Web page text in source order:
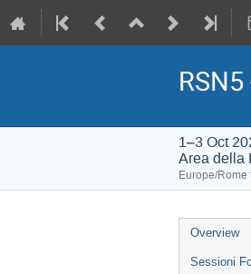
1–3 Oct
Area della
Europe/Rome
Event
menu
Overview
Sessioni